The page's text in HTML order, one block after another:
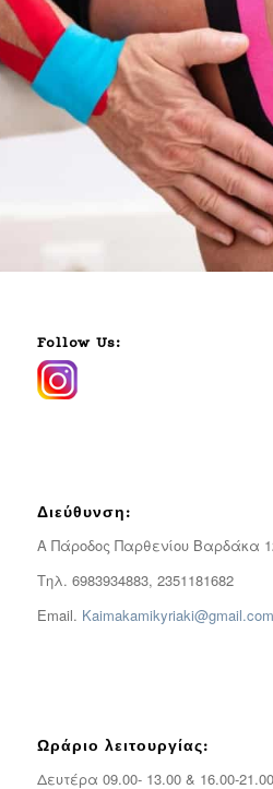
Follow Us:
Διεύθυνση:
Α Πάροδος Παρθενίου Βαρδάκα
Τηλ. 6983934883, 2351181682
Email. Kaimakamikyriaki@gmail.com
Ωράριο λειτουργίας:
Δευτέρα 09.00- 13.00 & 16.00-21.00